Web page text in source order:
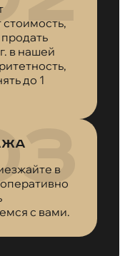
в нашей
до 1
в
с вами.